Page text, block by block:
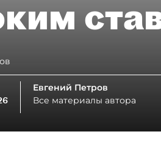
Евгений Петров
Все материалы автора